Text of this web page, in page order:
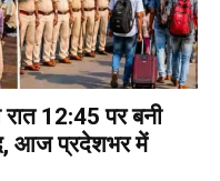
12:45 पर बनी
आज प्रदेशभर में